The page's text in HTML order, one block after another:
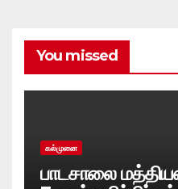
You missed
கல்முனை
பாடசாலை